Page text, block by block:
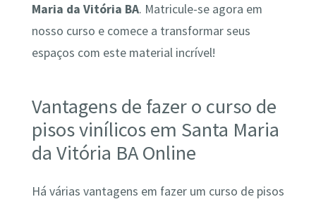
Maria da Vitória BA. Matricule-se agora em
nosso curso e comece a transformar seus
espaços com este material incrível!
Vantagens de fazer o curso de
pisos vinílicos em Santa Maria
da Vitória BA Online
Há várias vantagens em fazer um curso de pisos